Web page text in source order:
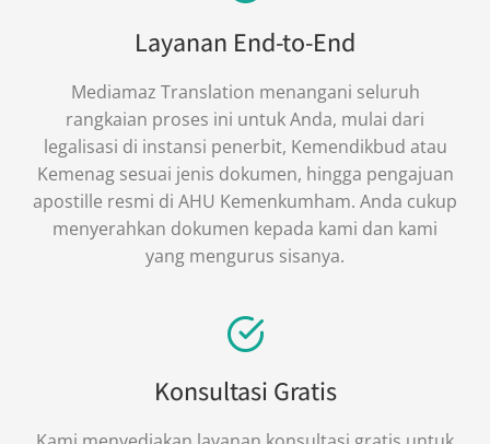
Layanan End-to-End
Mediamaz Translation menangani seluruh
rangkaian proses ini untuk Anda, mulai dari
legalisasi di instansi penerbit, Kemendikbud atau
Kemenag sesuai jenis dokumen, hingga pengajuan
apostille resmi di AHU Kemenkumham. Anda cukup
menyerahkan dokumen kepada kami dan kami
yang mengurus sisanya.
Konsultasi Gratis